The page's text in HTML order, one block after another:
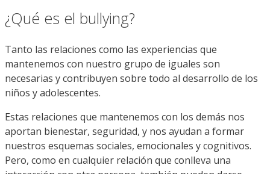
¿Qué es el bullying?
Tanto las relaciones como las experiencias que
mantenemos con nuestro grupo de iguales son
necesarias y contribuyen sobre todo al desarrollo de los
niños y adolescentes.
Estas relaciones que mantenemos con los demás nos
aportan bienestar, seguridad, y nos ayudan a formar
nuestros esquemas sociales, emocionales y cognitivos.
Pero, como en cualquier relación que conlleva una